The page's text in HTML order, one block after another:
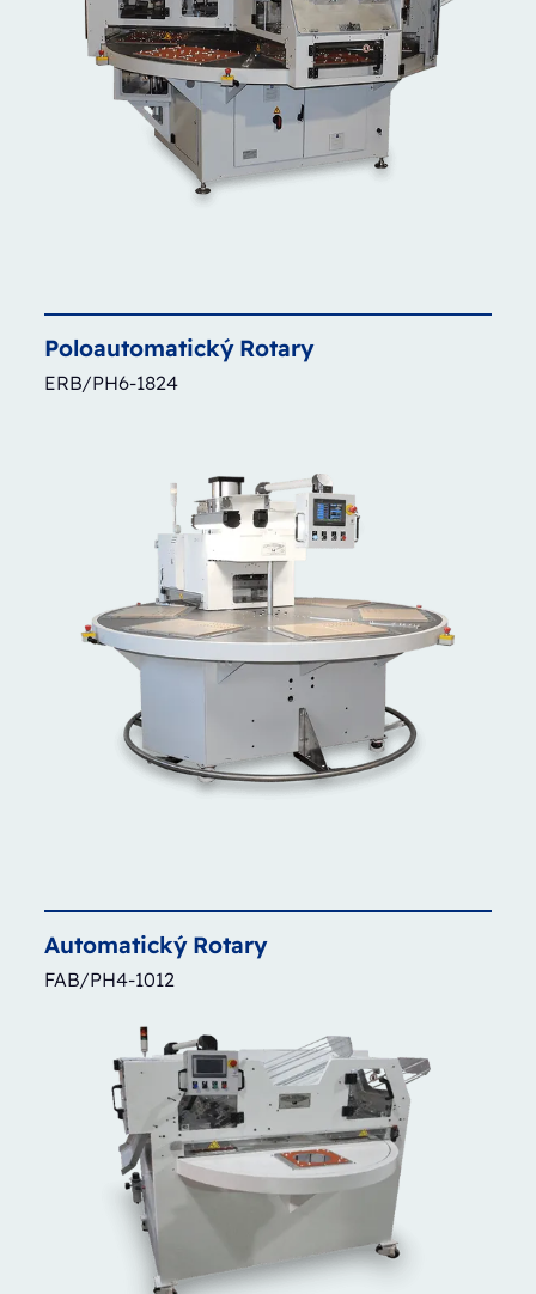
Poloautomatický Rotary
ERB/PH6-1824
Automatický Rotary
FAB/PH4-1012